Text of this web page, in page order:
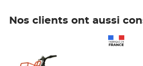
Nos clients ont aussi